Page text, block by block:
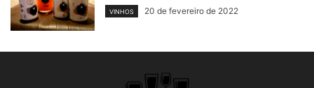
VINHOS 20 de fevereiro de 2022